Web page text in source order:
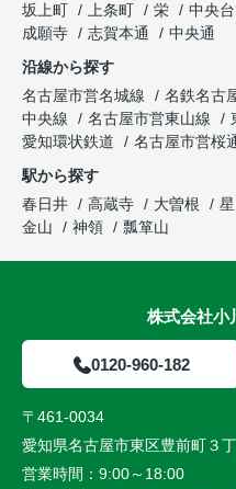
坂上町
上条町 栄 中央台
成願寺
志賀本通
中央通
沿線から探す
名古屋市営名城線
名鉄名古
中央線
名古屋市営東山線
愛知環状鉄道
名古屋市営桜
駅から探す
春日井
高蔵寺 大曽根
金山
神領 瓢箪山
株式会社小
0120-960-182
〒461-0034
愛知県名古屋市東区豊前町３
営業時間： 9:00～18:00